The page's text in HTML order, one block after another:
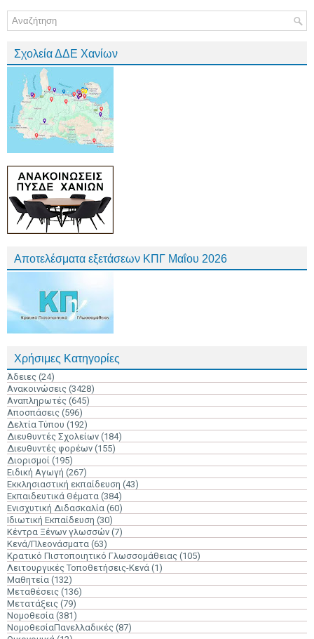
Σχολεία ΔΔΕ Χανίων
Αποτελέσματα εξετάσεων ΚΠΓ Μαΐου 2026
Χρήσιμες Κατηγορίες
Άδειες (24)
Ανακοινώσεις (3428)
Αναπληρωτές (645)
Αποσπάσεις (596)
Δελτία Τύπου (192)
Διευθυντές Σχολείων (184)
Διευθυντές φορέων (155)
Διορισμοί (195)
Ειδική Αγωγή (267)
Εκκλησιαστική εκπαίδευση (43)
Εκπαιδευτικά Θέματα (384)
Ενισχυτική Διδασκαλία (60)
Ιδιωτική Εκπαίδευση (30)
Κέντρα Ξένων γλωσσών (7)
Κενά/Πλεονάσματα (63)
Κρατικό Πιστοποιητικό Γλωσσομάθειας (105)
Λειτουργικές Τοποθετήσεις-Κενά (1)
Μαθητεία (132)
Μεταθέσεις (136)
Μετατάξεις (79)
Νομοθεσία (381)
ΝομοθεσίαΠανελλαδικές (87)